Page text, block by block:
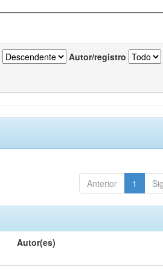
Autor/registro
Anterior 1
Autor(es)